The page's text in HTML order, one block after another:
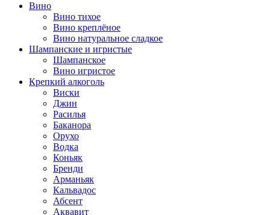
Вино
Вино тихое
Вино креплёное
Вино натуральное сладкое
Шампанские и игристые
Шампанское
Вино игристое
Крепкий алкоголь
Виски
Джин
Расилья
Баканора
Орухо
Водка
Коньяк
Бренди
Арманьяк
Кальвадос
Абсент
Аквавит